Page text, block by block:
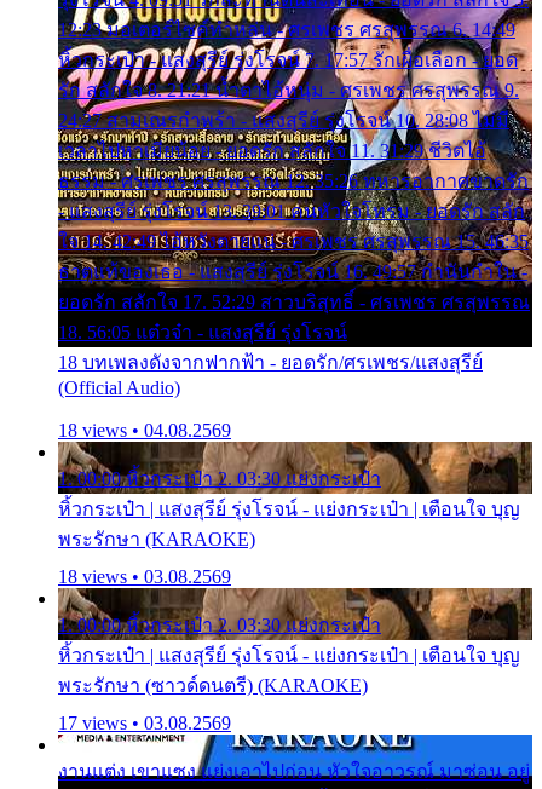
12:23 มอเตอร์ไซค์ทำหล่น - ศรเพชร ศรสุพรรณ 6. 14:49
หิ้วกระเป๋า - แสงสุรีย์ รุ่งโรจน์ 7. 17:57 รักเผื่อเลือก - ยอด
รัก สลักใจ 8. 21:21 น้ำตาไอ้หนุ่ม - ศรเพชร ศรสุพรรณ 9.
24:27 สามเณรกำพร้า - แสงสุรีย์ รุ่งโรจน์ 10. 28:08 ไม่มี
เวลาไปหาเมียน้อย - ยอดรัก สลักใจ 11. 31:29 ชีวิตไอ้
ธรรม - ศรเพชร ศรสุพรรณ 12. 35:26 ทหารอากาศขาดรัก
- แสงสุรีย์ รุ่งโรจน์ 13. 39:01 คนหัวใจโทรม - ยอดรัก สลัก
ใจ 14. 42:49 ไอ้หวังตายแน่ - ศรเพชร ศรสุพรรณ 15. 46:35
ธาตุแท้ของเธอ - แสงสุรีย์ รุ่งโรจน์ 16. 49:57 กำนันกำใน -
ยอดรัก สลักใจ 17. 52:29 สาวบริสุทธิ์ - ศรเพชร ศรสุพรรณ
18. 56:05 แต๋วจ๋า - แสงสุรีย์ รุ่งโรจน์
18 บทเพลงดังจากฟากฟ้า - ยอดรัก/ศรเพชร/แสงสุรีย์
(Official Audio)
18 views • 04.08.2569
1. 00:00 หิ้วกระเป๋า 2. 03:30 แย่งกระเป๋า
หิ้วกระเป๋า | แสงสุรีย์ รุ่งโรจน์ - แย่งกระเป๋า | เตือนใจ บุญ
พระรักษา (KARAOKE)
18 views • 03.08.2569
1. 00:00 หิ้วกระเป๋า 2. 03:30 แย่งกระเป๋า
หิ้วกระเป๋า | แสงสุรีย์ รุ่งโรจน์ - แย่งกระเป๋า | เตือนใจ บุญ
พระรักษา (ซาวด์ดนตรี) (KARAOKE)
17 views • 03.08.2569
งานแต่ง เขาแซง แย่งเอาไปก่อน หัวใจอาวรณ์ มาซ่อน อยู่